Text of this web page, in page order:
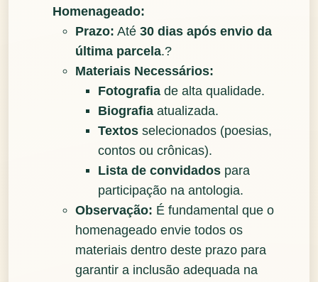
Homenageado:
Prazo: Até 30 dias após envio da
última parcela.?
Materiais Necessários:
Fotografia de alta qualidade.
Biografia atualizada.
Textos selecionados (poesias,
contos ou crônicas).
Lista de convidados para
participação na antologia.
Observação: É fundamental que o
homenageado envie todos os
materiais dentro deste prazo para
garantir a inclusão adequada na